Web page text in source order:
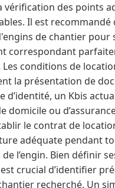
vérification des points
Il est recommandé
de chantier pour
correspondant
Les conditions de
la présentation de
d’identité, un Kbis
domicile ou
le contrat de
adéquate pendant
l’engin. Bien définir
crucial d’identifier
recherché. Un